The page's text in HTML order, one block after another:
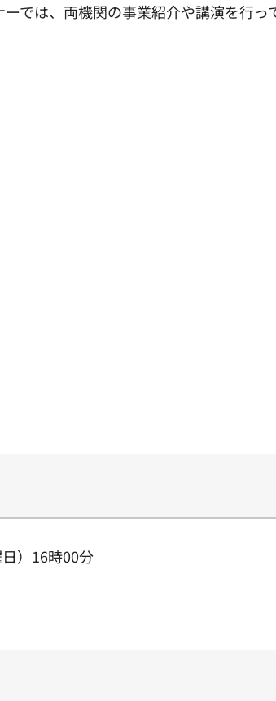
では、両機関の事業紹介や講演を行っ
）16時00分